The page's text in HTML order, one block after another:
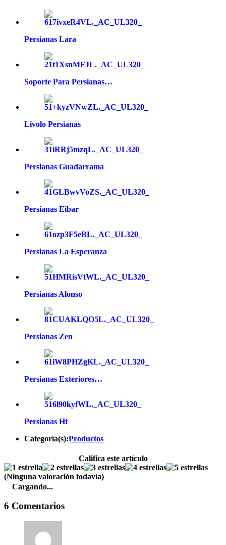
Persianas Lara
Soporte Para Persianas…
Livolo Persianas
Persianas Guadarrama
Persianas Eibar
Persianas La Esperanza
Persianas Alonso
Persianas Zen
Persianas Exteriores…
Persianas Ht
Categoría(s):Productos
Califica este artículo
(Ninguna valoración todavía)
Cargando...
6 Comentarios